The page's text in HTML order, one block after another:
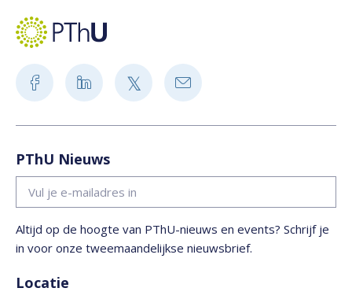
PThU Nieuws
Altijd op de hoogte van PThU-nieuws en events? Schrijf je
in voor onze tweemaandelijkse nieuwsbrief.
Locatie